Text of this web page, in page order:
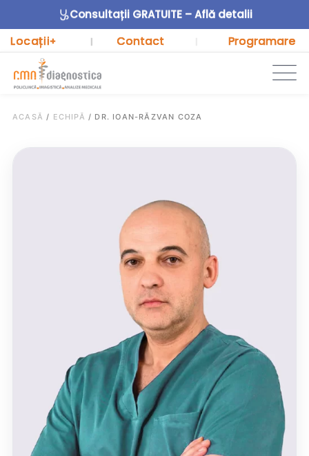
Consultații GRATUITE – Află detalii
Locații+ | Contact Programare
ACASĂ / ECHIPĂ / DR. IOAN-RĂZVAN COZA